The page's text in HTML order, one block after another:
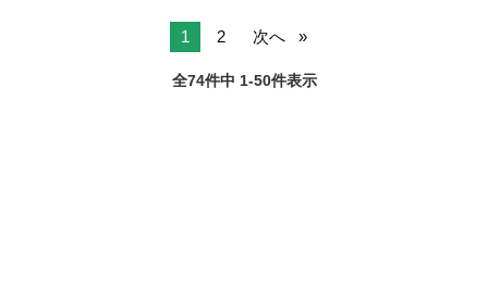
ださい。もしされた場合はブロッ...
1 2 次へ
全74件中 1-50件表示